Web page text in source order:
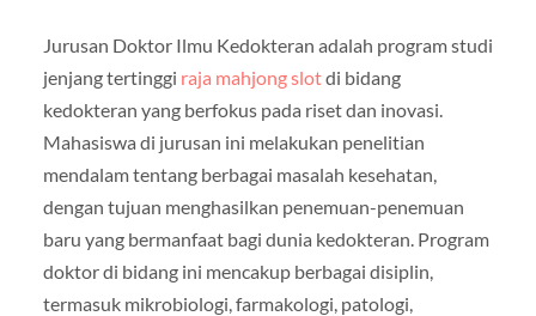
Jurusan Doktor Ilmu Kedokteran adalah program studi
jenjang tertinggi raja mahjong slotdi bidang
kedokteran yang berfokus pada riset dan inovasi.
Mahasiswa di jurusan ini melakukan penelitian
mendalam tentang berbagai masalah kesehatan,
dengan tujuan menghasilkan penemuan-penemuan
baru yang bermanfaat bagi dunia kedokteran. Program
doktor di bidang ini mencakup berbagai disiplin,
termasuk mikrobiologi, farmakologi, patologi,